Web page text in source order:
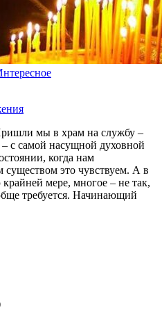
мы в храм на службу –
с самой насущной духовной
когда нам
существом это чувствуем. А в
мере, многое – не так,
требуется. Начинающий